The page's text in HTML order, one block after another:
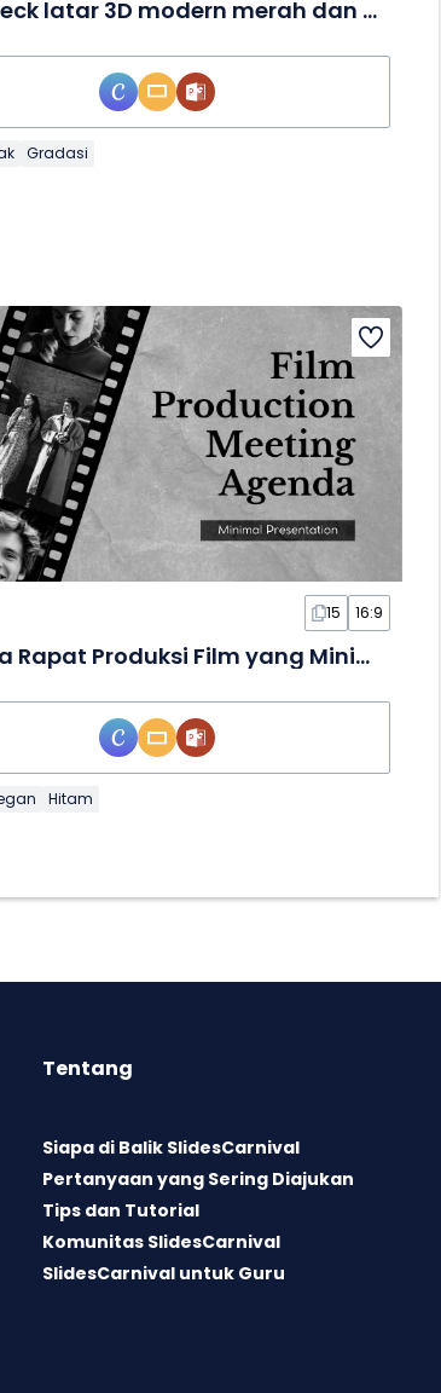
Pitch deck latar 3D modern merah dan ungu dalam Slide
Gradasi
15 16:9
Agenda Rapat Produksi Film yang Minimalis dalam Slide
Hitam
Tentang
Siapa di Balik SlidesCarnival
Pertanyaan yang Sering Diajukan
Tips dan Tutorial
Komunitas SlidesCarnival
SlidesCarnival untuk Guru